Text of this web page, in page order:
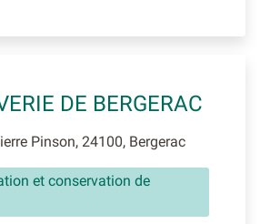
DE BERGERAC
Pinson, 24100, Bergerac
et conservation de